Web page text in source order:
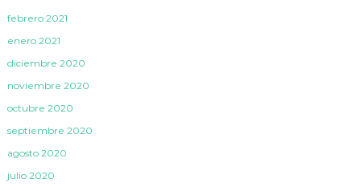
febrero 2021
enero 2021
diciembre 2020
noviembre 2020
octubre 2020
septiembre 2020
agosto 2020
julio 2020